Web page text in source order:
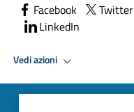
Facebook Twitter
LinkedIn
Vedi azioni